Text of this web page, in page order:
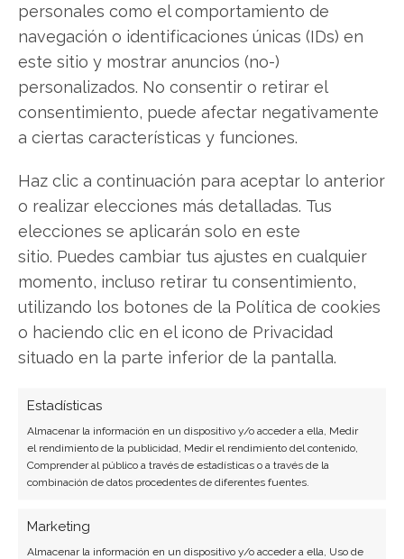
personales como el comportamiento de
navegación o identificaciones únicas (IDs) en
este sitio y mostrar anuncios (no-)
personalizados. No consentir o retirar el
consentimiento, puede afectar negativamente
a ciertas características y funciones.
Haz clic a continuación para aceptar lo anterior
o realizar elecciones más detalladas. Tus
elecciones se aplicarán solo en este
sitio. Puedes cambiar tus ajustes en cualquier
momento, incluso retirar tu consentimiento,
utilizando los botones de la Política de cookies
o haciendo clic en el icono de Privacidad
situado en la parte inferior de la pantalla.
Estadísticas
Almacenar la información en un dispositivo y/o acceder a ella, Medir
el rendimiento de la publicidad, Medir el rendimiento del contenido,
Comprender al público a través de estadísticas o a través de la
combinación de datos procedentes de diferentes fuentes.
Marketing
Almacenar la información en un dispositivo y/o acceder a ella, Uso de
SOBRE EL AUTOR
Javier Martínez González
Ingeniero de software convertido en escritor
hardware, software empresarial y computación en
la nube.
Ver todos los artículos →